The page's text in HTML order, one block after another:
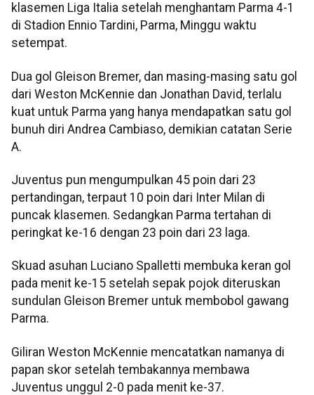
klasemen Liga Italia setelah menghantam Parma 4-1
di Stadion Ennio Tardini, Parma, Minggu waktu
setempat.
Dua gol Gleison Bremer, dan masing-masing satu gol
dari Weston McKennie dan Jonathan David, terlalu
kuat untuk Parma yang hanya mendapatkan satu gol
bunuh diri Andrea Cambiaso, demikian catatan Serie
A.
Juventus pun mengumpulkan 45 poin dari 23
pertandingan, terpaut 10 poin dari Inter Milan di
puncak klasemen. Sedangkan Parma tertahan di
peringkat ke-16 dengan 23 poin dari 23 laga.
Skuad asuhan Luciano Spalletti membuka keran gol
pada menit ke-15 setelah sepak pojok diteruskan
sundulan Gleison Bremer untuk membobol gawang
Parma.
Giliran Weston McKennie mencatatkan namanya di
papan skor setelah tembakannya membawa
Juventus unggul 2-0 pada menit ke-37.